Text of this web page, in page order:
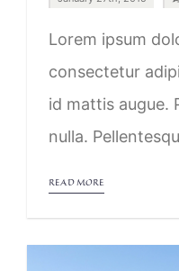
Lorem ipsum
consectetur
id mattis augue.
nulla.
READ MORE